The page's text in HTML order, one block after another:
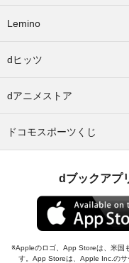
Lemino
dヒッツ
dアニメストア
ドコモスポーツくじ
dブックアプ
Appleのロゴ、App Storeは、米国
す。App Storeは、Apple Inc.のサ